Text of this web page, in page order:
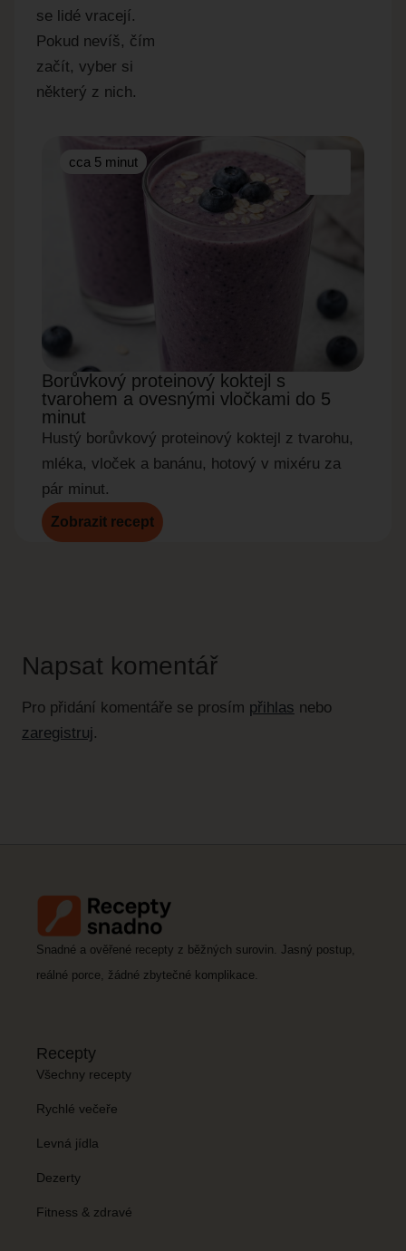
se lidé vracejí.
Pokud nevíš, čím
začít, vyber si
některý z nich.
cca 5 minut
Borůvkový proteinový koktejl s
tvarohem a ovesnými vločkami do 5
minut
Hustý borůvkový proteinový koktejl z tvarohu,
mléka, vloček a banánu, hotový v mixéru za
pár minut.
Zobrazit recept
Napsat komentář
Pro přidání komentáře se prosím přihlas nebo
zaregistruj.
Snadné a ověřené recepty z běžných surovin. Jasný postup,
reálné porce, žádné zbytečné komplikace.
Recepty
Všechny recepty
Rychlé večeře
Levná jídla
Dezerty
Fitness & zdravé